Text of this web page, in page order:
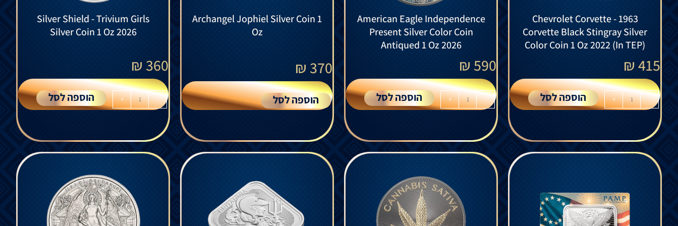
Chevrolet Corvette - 1963
Corvette Black Stingray Silver
Color Coin 1 Oz 2022 (In TEP)
415
₪
-
+ הוספה לסל
American Eagle Independence
Present Silver Color Coin
Antiqued 1 Oz 2026
590
₪
-
+ הוספה לסל
Archangel Jophiel Silver Coin 1
Oz
370
₪
הוספה לסל
Silver Shield - Trivium Girls
Silver Coin 1 Oz 2026
360
₪
-
+ הוספה לסל